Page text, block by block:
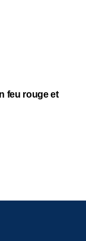
feu rouge et